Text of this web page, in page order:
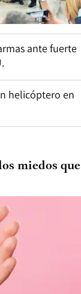
ante fuerte
helicóptero en
miedos que